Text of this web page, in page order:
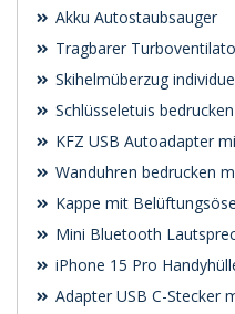
Akku Autostaubsauger
Tragbarer
Skihelmüberzug
Schlüsseletuis
KFZ USB Autoadapter
Wanduhren bedrucken
Kappe mit
Mini Bluetooth
iPhone 15 Pro
Adapter USB C-Stecker